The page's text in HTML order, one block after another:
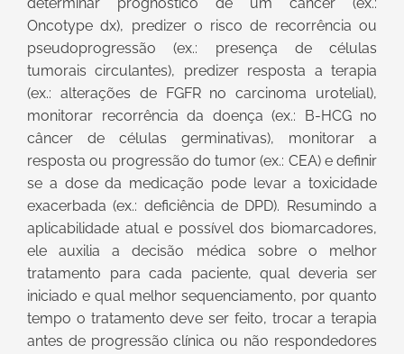
Oncotype dx), predizer o risco de recorrência ou
pseudoprogressão (ex.: presença de células
tumorais circulantes), predizer resposta a terapia
(ex.: alterações de FGFR no carcinoma urotelial),
monitorar recorrência da doença (ex.: B-HCG no
câncer de células germinativas), monitorar a
resposta ou progressão do tumor (ex.: CEA) e definir
se a dose da medicação pode levar a toxicidade
exacerbada (ex.: deficiência de DPD). Resumindo a
aplicabilidade atual e possível dos biomarcadores,
ele auxilia a decisão médica sobre o melhor
tratamento para cada paciente, qual deveria ser
iniciado e qual melhor sequenciamento, por quanto
tempo o tratamento deve ser feito, trocar a terapia
antes de progressão clínica ou não respondedores